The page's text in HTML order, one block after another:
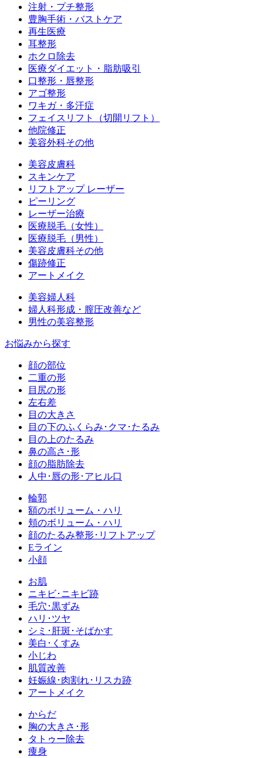
注射・プチ整形
豊胸手術・バストケア
再生医療
耳整形
ホクロ除去
医療ダイエット・脂肪吸引
口整形・唇整形
アゴ整形
ワキガ・多汗症
フェイスリフト（切開リフト）
他院修正
美容外科その他
美容皮膚科
スキンケア
リフトアップ レーザー
ピーリング
レーザー治療
医療脱毛（女性）
医療脱毛（男性）
美容皮膚科その他
傷跡修正
アートメイク
美容婦人科
婦人科形成・膣圧改善など
男性の美容整形
お悩みから探す
顔の部位
二重の形
目尻の形
左右差
目の大きさ
目の下のふくらみ･クマ･たるみ
目の上のたるみ
鼻の高さ･形
顔の脂肪除去
人中･唇の形･アヒル口
輪郭
額のボリューム・ハリ
頬のボリューム・ハリ
顔のたるみ整形･リフトアップ
Eライン
小顔
お肌
ニキビ･ニキビ跡
毛穴･黒ずみ
ハリ･ツヤ
シミ･肝斑･そばかす
美白･くすみ
小じわ
肌質改善
妊娠線･肉割れ･リスカ跡
アートメイク
からだ
胸の大きさ･形
タトゥー除去
痩身